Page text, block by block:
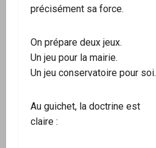
précisément sa force.
On prépare deux jeux.
Un jeu pour la mairie.
Un jeu conservatoire pour soi.
Au guichet, la doctrine est
claire :